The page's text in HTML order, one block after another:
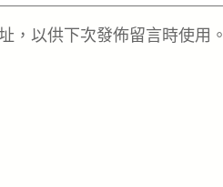
，以供下次發佈留言時使用。